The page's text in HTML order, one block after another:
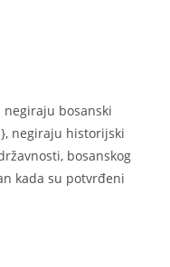
negiraju bosanski
negiraju historijski
bosanskog
kada su potvrđeni